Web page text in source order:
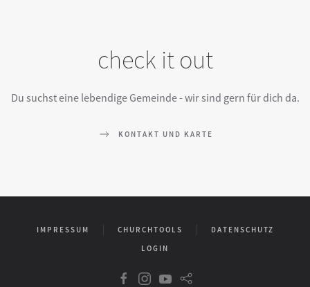
check it out
Du suchst eine lebendige Gemeinde - wir sind gern für dich da.
KONTAKT UND KARTE
IMPRESSUM CHURCHTOOLS
DATENSCHUTZ
LOGIN